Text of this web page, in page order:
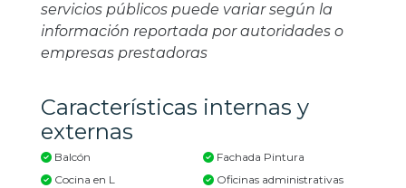
servicios públicos puede variar según la
información reportada por autoridades o
empresas prestadoras
Características internas y
externas
Balcón
Cocina en L
Fachada Pintura
Oficinas administrativas